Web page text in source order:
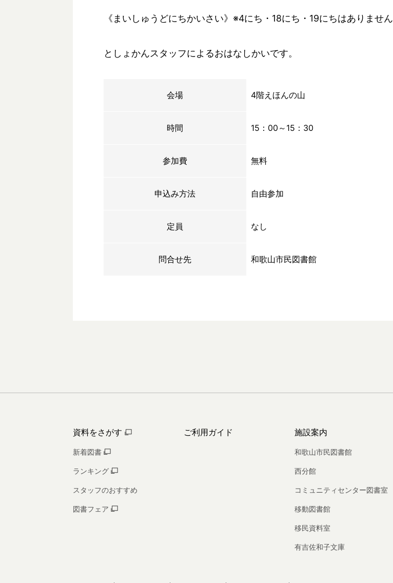
《まいしゅうどにちかいさい》※4にち・18にち・19にちはありません
としょかんスタッフによるおはなしかいです。
会場 4階えほんの山
時間 15：00～15：30
参加費 無料
申込み方法 自由参加
定員 なし
問合せ先 和歌山市民図書館
資料をさがす
新着図書
ランキング
スタッフのおすすめ
図書フェア
ご利用ガイド 施設案内
和歌山市民図書館
西分館
コミュニティセンター図書室
移動図書館
移民資料室
有吉佐和子文庫